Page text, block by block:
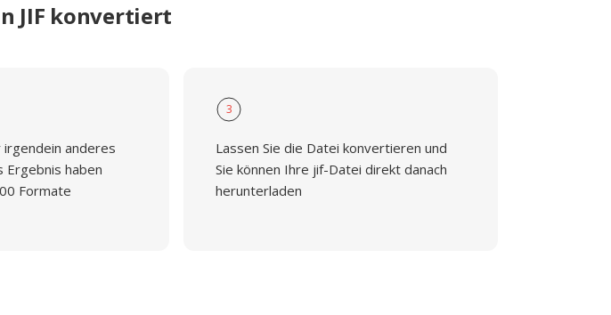
JIF konvertiert
irgendein anderes
Ergebnis haben
Formate
3
Lassen Sie die Datei konvertieren und
Sie können Ihre jif-Datei direkt danach
herunterladen